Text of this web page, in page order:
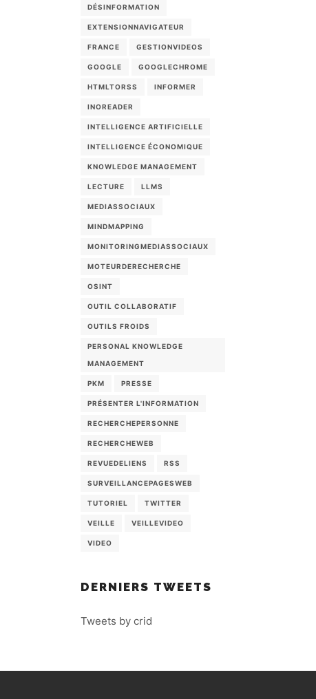
DÉSINFORMATION
EXTENSIONNAVIGATEUR
FRANCE GESTIONVIDEOS
GOOGLE GOOGLECHROME
HTMLTORSS INFORMER
INOREADER
INTELLIGENCE ARTIFICIELLE
INTELLIGENCE ÉCONOMIQUE
KNOWLEDGE MANAGEMENT
LECTURE LLMS
MEDIASSOCIAUX
MINDMAPPING
MONITORINGMEDIASSOCIAUX
MOTEURDERECHERCHE
OSINT
OUTIL COLLABORATIF
OUTILS FROIDS
PERSONAL KNOWLEDGE
MANAGEMENT
PKM PRESSE
PRÉSENTER L'INFORMATION
RECHERCHEPERSONNE
RECHERCHEWEB
REVUEDELIENS RSS
SURVEILLANCEPAGESWEB
TUTORIEL TWITTER
VEILLE VEILLEVIDEO
VIDEO
DERNIERS TWEETS
Tweets by crid